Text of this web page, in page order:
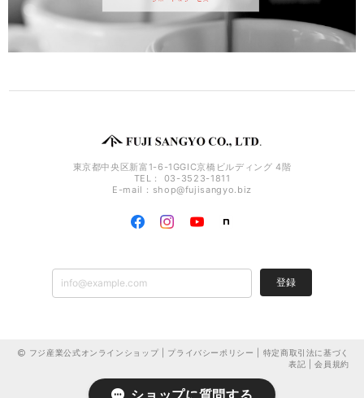
東京都中央区新富1-6-1GGIC京橋ビルディング 4階
TEL： 03-3523-1811
E-mail： shop@fujisangyo.biz
登録
フジ産業公式オンラインショップ | プライバシーポリシー
特定商取引法に基づく
表記
|会員規約
ショップに質問する